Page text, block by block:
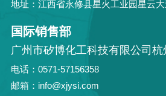
地址：江西省永修县星火工业园星云大
国际销售部
广州市矽博化工科技有限公司杭
电话：0571-57156358
邮箱：info@xjysi.com